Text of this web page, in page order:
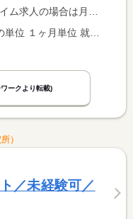
求人の場合は時間額を表示しています。
変形労働時間制 変形労働時間制の単位 １ヶ月単位 就業時間１ 9時25分〜18時00分
ークより転載)
）
／未経験可／